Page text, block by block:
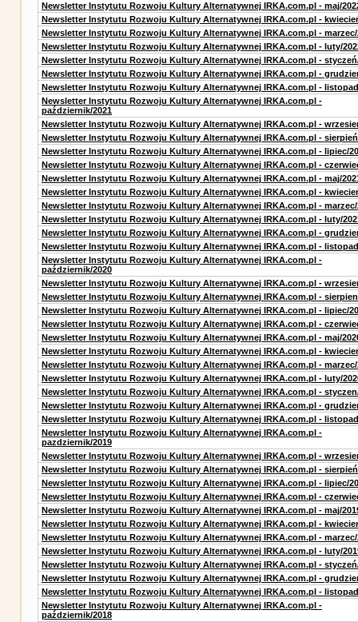
Newsletter Instytutu Rozwoju Kultury Alternatywnej IRKA.com.pl - maj/
Newsletter Instytutu Rozwoju Kultury Alternatywnej IRKA.com.pl -
Newsletter Instytutu Rozwoju Kultury Alternatywnej IRKA.com.pl - marzec/
Newsletter Instytutu Rozwoju Kultury Alternatywnej IRKA.com.pl - luty/
Newsletter Instytutu Rozwoju Kultury Alternatywnej IRKA.com.pl -
Newsletter Instytutu Rozwoju Kultury Alternatywnej IRKA.com.pl -
Newsletter Instytutu Rozwoju Kultury Alternatywnej IRKA.com.pl -
Newsletter Instytutu Rozwoju Kultury Alternatywnej IRKA.com.pl -
październik/2021
Newsletter Instytutu Rozwoju Kultury Alternatywnej IRKA.com.pl -
Newsletter Instytutu Rozwoju Kultury Alternatywnej IRKA.com.pl -
Newsletter Instytutu Rozwoju Kultury Alternatywnej IRKA.com.pl - lipiec/
Newsletter Instytutu Rozwoju Kultury Alternatywnej IRKA.com.pl -
Newsletter Instytutu Rozwoju Kultury Alternatywnej IRKA.com.pl - maj/
Newsletter Instytutu Rozwoju Kultury Alternatywnej IRKA.com.pl -
Newsletter Instytutu Rozwoju Kultury Alternatywnej IRKA.com.pl - marzec/
Newsletter Instytutu Rozwoju Kultury Alternatywnej IRKA.com.pl - luty/
Newsletter Instytutu Rozwoju Kultury Alternatywnej IRKA.com.pl -
Newsletter Instytutu Rozwoju Kultury Alternatywnej IRKA.com.pl -
Newsletter Instytutu Rozwoju Kultury Alternatywnej IRKA.com.pl -
październik/2020
Newsletter Instytutu Rozwoju Kultury Alternatywnej IRKA.com.pl -
Newsletter Instytutu Rozwoju Kultury Alternatywnej IRKA.com.pl -
Newsletter Instytutu Rozwoju Kultury Alternatywnej IRKA.com.pl - lipiec/
Newsletter Instytutu Rozwoju Kultury Alternatywnej IRKA.com.pl -
Newsletter Instytutu Rozwoju Kultury Alternatywnej IRKA.com.pl - maj/
Newsletter Instytutu Rozwoju Kultury Alternatywnej IRKA.com.pl -
Newsletter Instytutu Rozwoju Kultury Alternatywnej IRKA.com.pl - marzec/
Newsletter Instytutu Rozwoju Kultury Alternatywnej IRKA.com.pl - luty/
Newsletter Instytutu Rozwoju Kultury Alternatywnej IRKA.com.pl -
Newsletter Instytutu Rozwoju Kultury Alternatywnej IRKA.com.pl -
Newsletter Instytutu Rozwoju Kultury Alternatywnej IRKA.com.pl -
Newsletter Instytutu Rozwoju Kultury Alternatywnej IRKA.com.pl -
pazdziernik/2019
Newsletter Instytutu Rozwoju Kultury Alternatywnej IRKA.com.pl -
Newsletter Instytutu Rozwoju Kultury Alternatywnej IRKA.com.pl -
Newsletter Instytutu Rozwoju Kultury Alternatywnej IRKA.com.pl - lipiec/
Newsletter Instytutu Rozwoju Kultury Alternatywnej IRKA.com.pl -
Newsletter Instytutu Rozwoju Kultury Alternatywnej IRKA.com.pl - maj/
Newsletter Instytutu Rozwoju Kultury Alternatywnej IRKA.com.pl -
Newsletter Instytutu Rozwoju Kultury Alternatywnej IRKA.com.pl - marzec/
Newsletter Instytutu Rozwoju Kultury Alternatywnej IRKA.com.pl - luty/
Newsletter Instytutu Rozwoju Kultury Alternatywnej IRKA.com.pl -
Newsletter Instytutu Rozwoju Kultury Alternatywnej IRKA.com.pl -
Newsletter Instytutu Rozwoju Kultury Alternatywnej IRKA.com.pl -
Newsletter Instytutu Rozwoju Kultury Alternatywnej IRKA.com.pl -
październik/2018